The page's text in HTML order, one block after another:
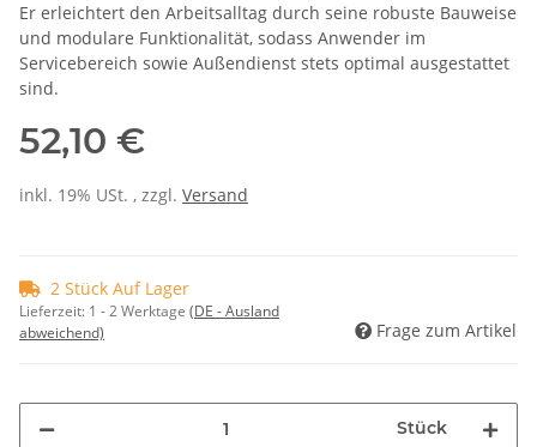
Er erleichtert den Arbeitsalltag durch seine robuste Bauweise
und modulare Funktionalität, sodass Anwender im
Servicebereich sowie Außendienst stets optimal ausgestattet
sind.
52,10 €
inkl. 19% USt. , zzgl. Versand
2 Stück Auf Lager
Lieferzeit: 1 - 2 Werktage (DE - Ausland
abweichend)
Frage zum Artikel
Stück